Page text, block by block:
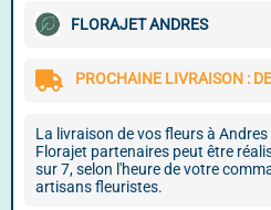
FLORAJET ANDRES
PROCHAINE LIVRAISON :
La livraison de vos fleurs à
Florajet partenaires peut être
sur 7, selon l'heure de votre
artisans fleuristes.